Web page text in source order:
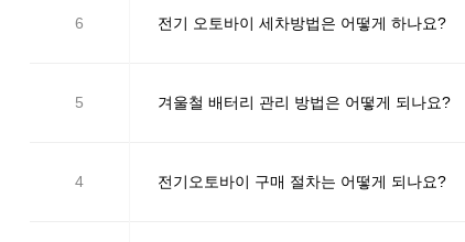
6 전기 오토바이 세차방법은 어떻게 하나요?
5 겨울철 배터리 관리 방법은 어떻게 되나요?
4 전기오토바이 구매 절차는 어떻게 되나요?